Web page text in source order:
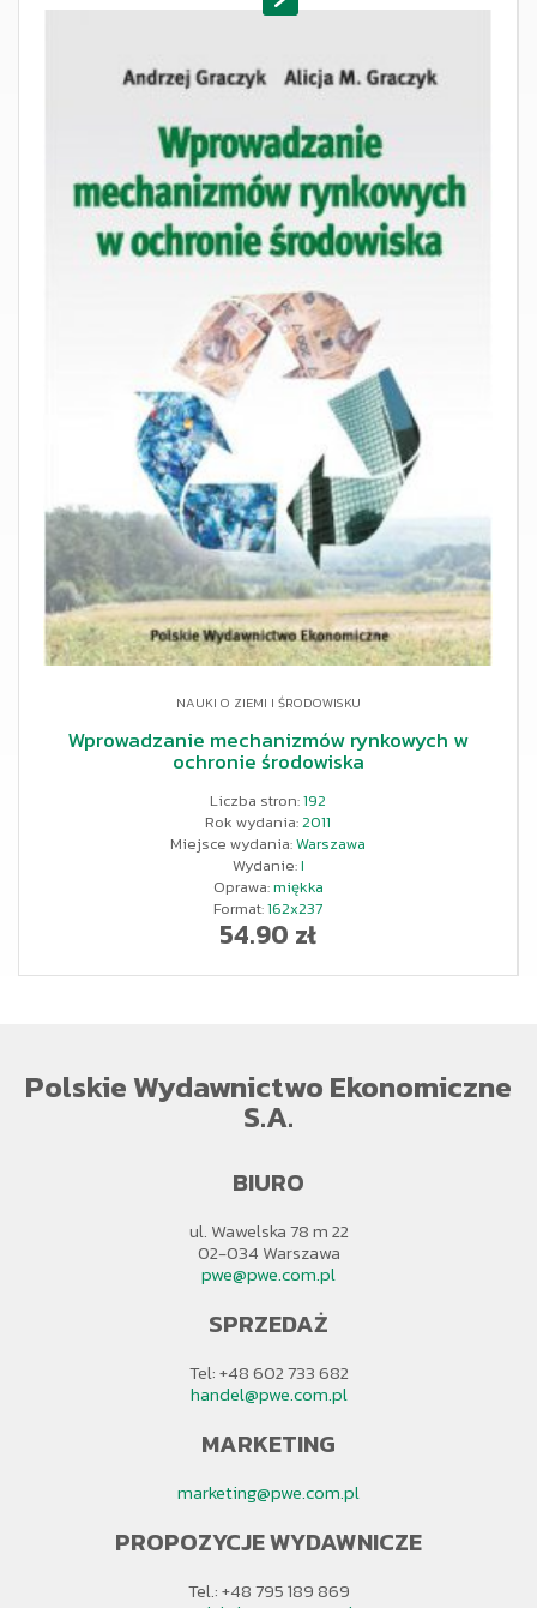
NAUKI O ZIEMI I ŚRODOWISKU
Wprowadzanie mechanizmów rynkowych w
ochronie środowiska
Liczba stron:192
Rok wydania:2011
Miejsce wydania:Warszawa
Wydanie:I
Oprawa:miękka
Format:162x237
54.90 zł
Polskie Wydawnictwo Ekonomiczne
S.A.
BIURO
ul. Wawelska 78 m 22
02-034 Warszawa
pwe@pwe.com.pl
SPRZEDAŻ
Tel: +48 602 733 682
handel@pwe.com.pl
MARKETING
marketing@pwe.com.pl
PROPOZYCJE WYDAWNICZE
Tel.: +48 795 189 869